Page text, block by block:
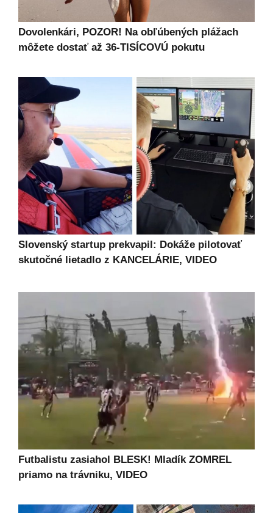
Dovolenkári, POZOR! Na obľúbených plážach
môžete dostať až 36-TISÍCOVÚ pokutu
Slovenský startup prekvapil: Dokáže pilotovať
skutočné lietadlo z KANCELÁRIE, VIDEO
Futbalistu zasiahol BLESK! Mladík ZOMREL
priamo na trávniku, VIDEO